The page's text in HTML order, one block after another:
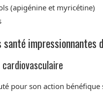
(apigénine et myricétine)
impressionnantes
pour son action